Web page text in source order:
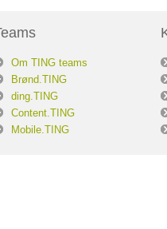
Om TING teams
Brønd.TING
ding.TING
Content.TING
Mobile.TING